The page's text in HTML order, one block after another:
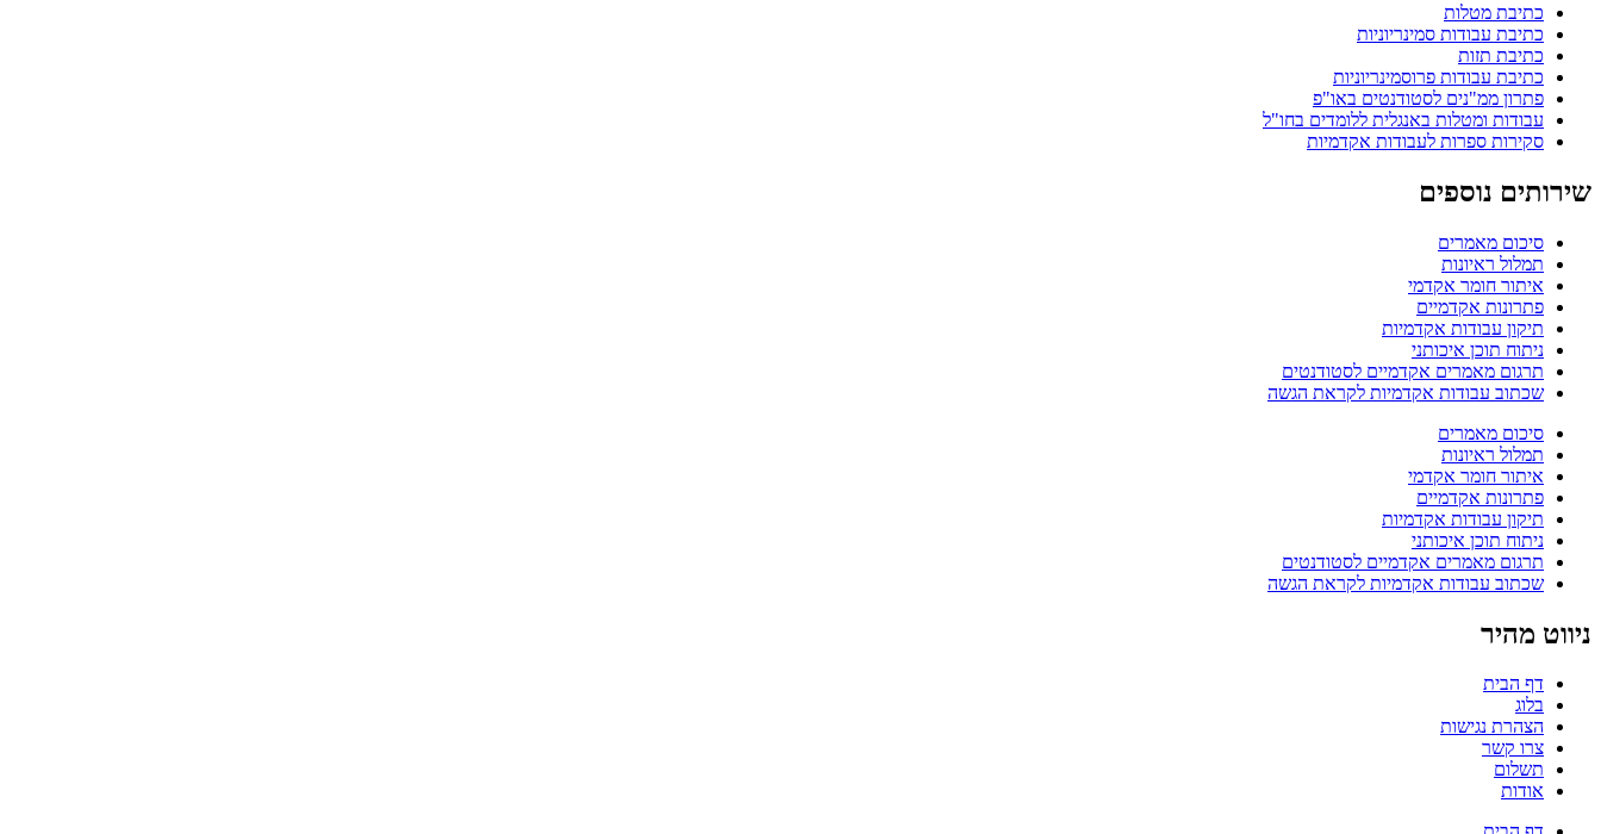
כתיבת מטלות
כתיבת עבודות סמינריוניות
כתיבת תזות
כתיבת עבודות פרוסמינריוניות
פתרון ממ"נים לסטודנטים באו"פ
עבודות ומטלות באנגלית ללומדים בחו"ל
סקירות ספרות לעבודות אקדמיות
שירותים נוספים
סיכום מאמרים
תמלול ראיונות
איתור חומר אקדמי
פתרונות אקדמיים
תיקון עבודות אקדמיות
ניתוח תוכן איכותני
תרגום מאמרים אקדמיים לסטודנטים
שכתוב עבודות אקדמיות לקראת הגשה
סיכום מאמרים
תמלול ראיונות
איתור חומר אקדמי
פתרונות אקדמיים
תיקון עבודות אקדמיות
ניתוח תוכן איכותני
תרגום מאמרים אקדמיים לסטודנטים
שכתוב עבודות אקדמיות לקראת הגשה
ניווט מהיר
דף הבית
בלוג
הצהרת נגישות
צרו קשר
תשלום
אודות